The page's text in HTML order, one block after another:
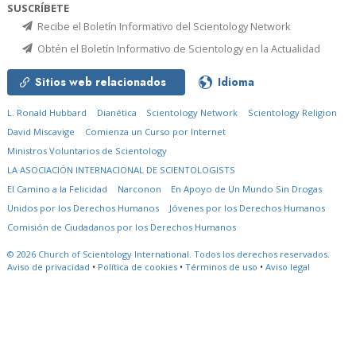
SUSCRÍBETE
Recibe el Boletín Informativo del Scientology Network
Obtén el Boletín Informativo de Scientology en la Actualidad
Sitios web relacionados Idioma
L. Ronald Hubbard Dianética Scientology Network
Scientology Religion
David Miscavige
Comienza un Curso por Internet
Ministros Voluntarios de Scientology
LA ASOCIACIÓN INTERNACIONAL DE SCIENTOLOGISTS
El Camino a la Felicidad
Narconon
En Apoyo de Un Mundo Sin Drogas
Unidos por los Derechos Humanos
Jóvenes por los Derechos Humanos
Comisión de Ciudadanos por los Derechos Humanos
© 2026 Church of Scientology International. Todos los derechos reservados.
Aviso de privacidad • Política de cookies • Términos de uso • Aviso legal